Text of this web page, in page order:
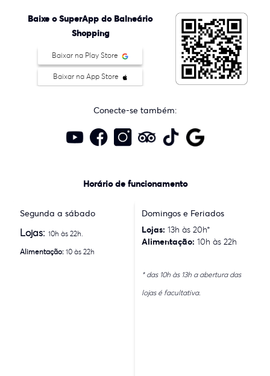
Baixe o SuperApp do Balneário
Shopping
Baixar na Play Store
Baixar na App Store
Conecte-se também:
Horário de funcionamento
Segunda a sábado
Lojas:10h às 22h.
Alimentação: 10 às 22h
Domingos e Feriados
Lojas: 13h às 20h*
Alimentação: 10h às 22h
* das 10h às 13h a abertura das
lojas é facultativa.